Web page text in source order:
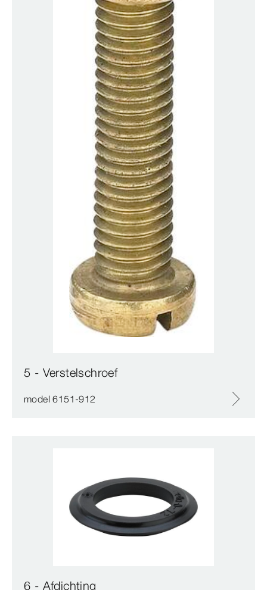
5 - Verstelschroef
model 6151-912
6 - Afdichting